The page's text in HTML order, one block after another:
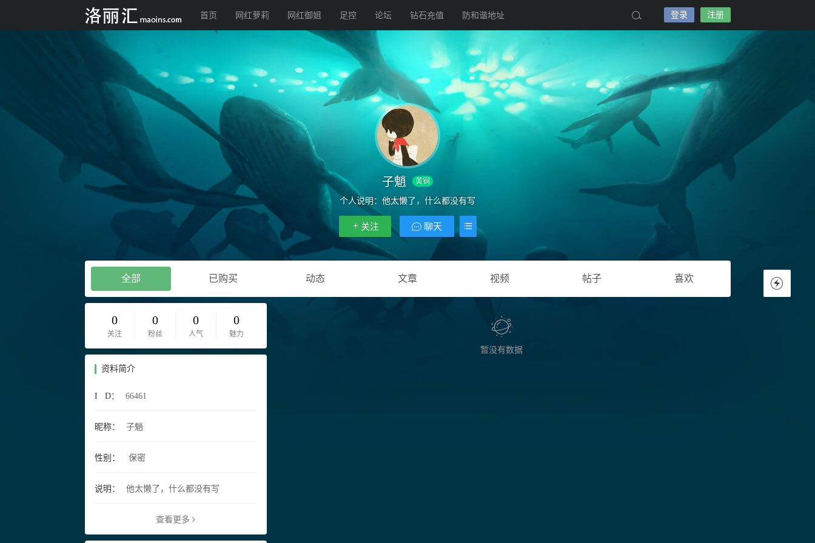
首页 网红萝莉 网红御姐 足控 论坛 钻石充值 防和谐地址 登录 注册
子魈 黄铜
个人说明：他太懒了，什么都没有写
关注 聊天
全部 已购买 动态 文章 视频 帖子 喜欢
0
关注
0
粉丝
0
人气
0
魅力
资料简介
I D： 66461
昵称： 子魈
性别： 保密
说明： 他太懒了，什么都没有写
查看更多
暂没有数据